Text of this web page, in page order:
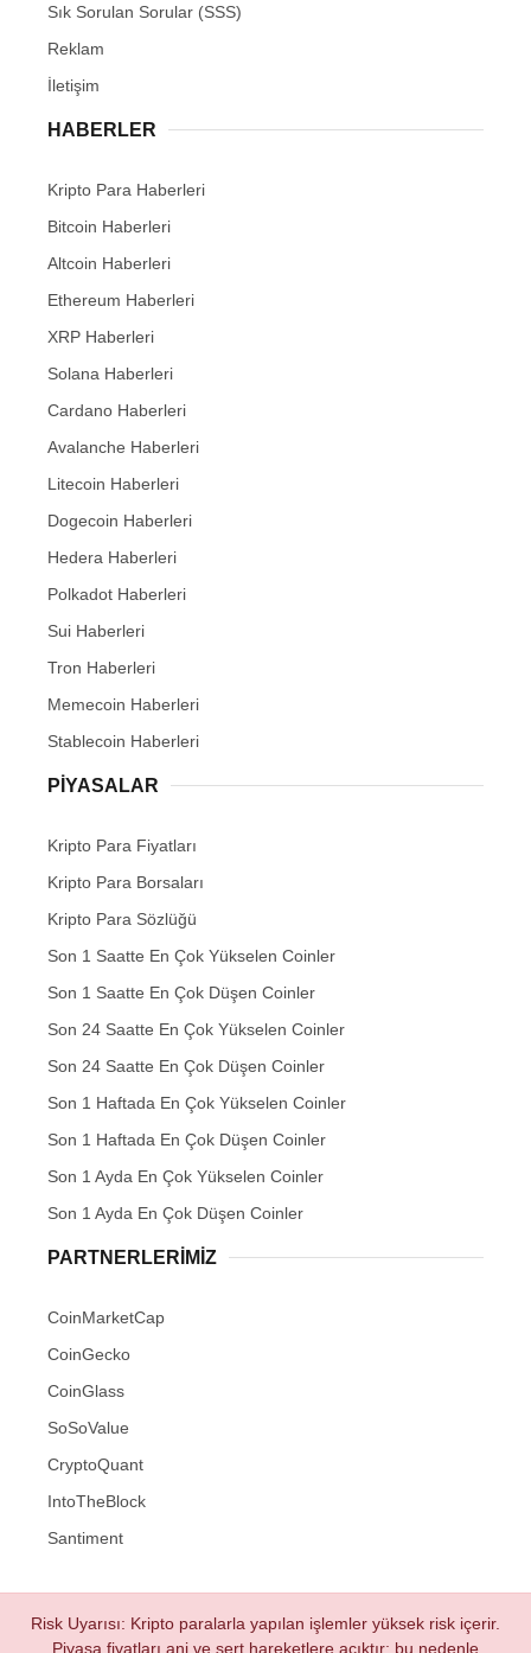
Sık Sorulan Sorular (SSS)
Reklam
İletişim
HABERLER
Kripto Para Haberleri
Bitcoin Haberleri
Altcoin Haberleri
Ethereum Haberleri
XRP Haberleri
Solana Haberleri
Cardano Haberleri
Avalanche Haberleri
Litecoin Haberleri
Dogecoin Haberleri
Hedera Haberleri
Polkadot Haberleri
Sui Haberleri
Tron Haberleri
Memecoin Haberleri
Stablecoin Haberleri
PIYASALAR
Kripto Para Fiyatları
Kripto Para Borsaları
Kripto Para Sözlüğü
Son 1 Saatte En Çok Yükselen Coinler
Son 1 Saatte En Çok Düşen Coinler
Son 24 Saatte En Çok Yükselen Coinler
Son 24 Saatte En Çok Düşen Coinler
Son 1 Haftada En Çok Yükselen Coinler
Son 1 Haftada En Çok Düşen Coinler
Son 1 Ayda En Çok Yükselen Coinler
Son 1 Ayda En Çok Düşen Coinler
PARTNERLERIMIZ
CoinMarketCap
CoinGecko
CoinGlass
SoSoValue
CryptoQuant
IntoTheBlock
Santiment
Risk Uyarısı: Kripto paralarla yapılan işlemler yüksek risk içerir.
Piyasa fiyatları ani ve sert hareketlere açıktır; bu nedenle